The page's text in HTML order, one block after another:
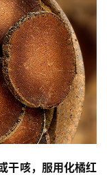
干咳，服用化橘红